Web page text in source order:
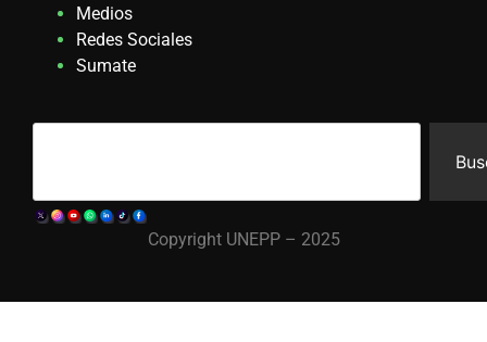
Medios
Redes Sociales
Sumate
Copyright UNEPP – 2025